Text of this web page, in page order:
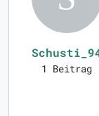
1 Beitrag